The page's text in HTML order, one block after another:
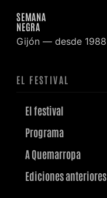
SEMANA
NEGRA
Gijón — desde 1988
EL FESTIVAL
El festival
Programa
A Quemarropa
Ediciones anteriores